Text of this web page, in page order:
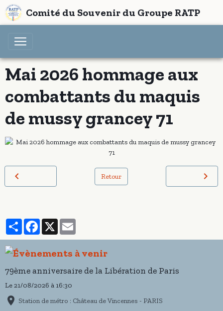
Comité du Souvenir du Groupe RATP
Mai 2026 hommage aux
combattants du maquis
de mussy grancey 71
Retour
PartagerFacebook
X
79ème anniversaire de la Libération de Paris
Le 21/08/2026 à 16:30
Station de métro : Château de Vincennes - PARIS